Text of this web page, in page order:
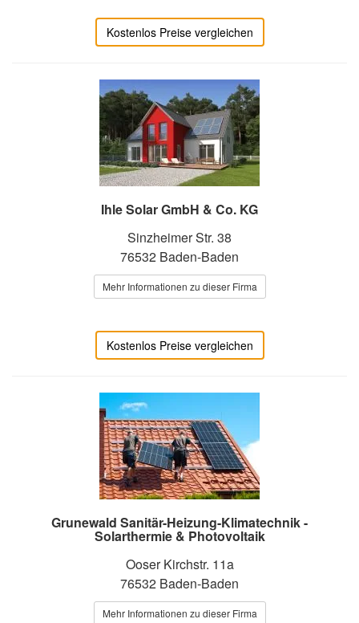
Kostenlos Preise vergleichen
Ihle Solar GmbH & Co. KG
Sinzheimer Str. 38
76532 Baden-Baden
Mehr Informationen zu dieser Firma
Kostenlos Preise vergleichen
Grunewald Sanitär-Heizung-Klimatechnik -
Solarthermie & Photovoltaik
Ooser Kirchstr. 11a
76532 Baden-Baden
Mehr Informationen zu dieser Firma